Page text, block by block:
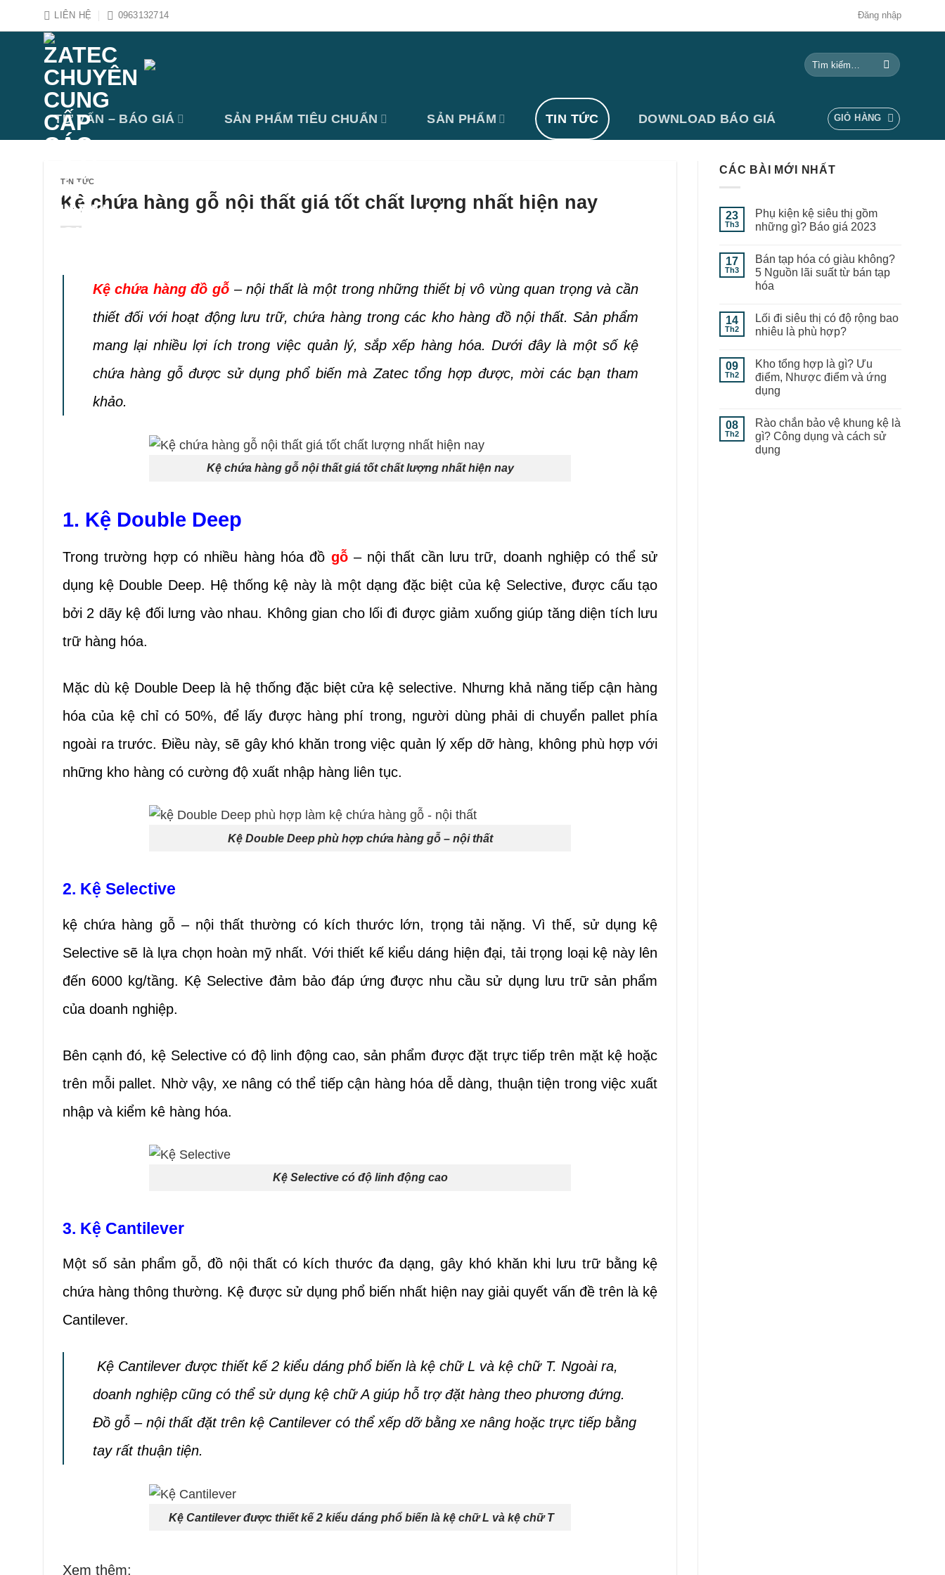
LIÊN HỆ 0963132714 Đăng nhập
Tìm
kiếm:
TƯ VẤN – BÁO GIÁ SẢN PHẨM TIÊU CHUẨN SẢN PHẨM TIN TỨC DOWNLOAD BÁO GIÁ GIỎ HÀNG
TIN TỨC
Kệ chứa hàng gỗ nội thất giá tốt chất lượng nhất hiện nay
Kệ chứa hàng đồ gỗ– nội thất là một trong những thiết bị vô vùng quan trọng và cần
thiết đối với hoạt động lưu trữ, chứa hàng trong các kho hàng đồ nội thất. Sản phẩm
mang lại nhiều lợi ích trong việc quản lý, sắp xếp hàng hóa. Dưới đây là một số kệ
chứa hàng gỗ được sử dụng phổ biến mà Zatec tổng hợp được, mời các bạn tham
khảo.
Kệ chứa hàng gỗ nội thất giá tốt chất lượng nhất hiện nay
1. Kệ Double Deep
Trong trường hợp có nhiều hàng hóa đồ gỗ– nội thất cần lưu trữ, doanh nghiệp có thể sử
dụng kệ Double Deep. Hệ thống kệ này là một dạng đặc biệt của kệ Selective, được cấu tạo
bởi 2 dãy kệ đối lưng vào nhau. Không gian cho lối đi được giảm xuống giúp tăng diện tích lưu
trữ hàng hóa.
Mặc dù kệ Double Deep là hệ thống đặc biệt cửa kệ selective. Nhưng khả năng tiếp cận hàng
hóa của kệ chỉ có 50%, để lấy được hàng phí trong, người dùng phải di chuyển pallet phía
ngoài ra trước. Điều này, sẽ gây khó khăn trong việc quản lý xếp dỡ hàng, không phù hợp với
những kho hàng có cường độ xuất nhập hàng liên tục.
Kệ Double Deep phù hợp chứa hàng gỗ – nội thất
2. Kệ Selective
kệ chứa hàng gỗ – nội thất thường có kích thước lớn, trọng tải nặng. Vì thế, sử dụng kệ
Selective sẽ là lựa chọn hoàn mỹ nhất. Với thiết kế kiểu dáng hiện đại, tải trọng loại kệ này lên
đến 6000 kg/tầng. Kệ Selective đảm bảo đáp ứng được nhu cầu sử dụng lưu trữ sản phẩm
của doanh nghiệp.
Bên cạnh đó, kệ Selective có độ linh động cao, sản phẩm được đặt trực tiếp trên mặt kệ hoặc
trên mỗi pallet. Nhờ vậy, xe nâng có thể tiếp cận hàng hóa dễ dàng, thuận tiện trong việc xuất
nhập và kiểm kê hàng hóa.
Kệ Selective có độ linh động cao
3. Kệ Cantilever
Một số sản phẩm gỗ, đồ nội thất có kích thước đa dạng, gây khó khăn khi lưu trữ bằng kệ
chứa hàng thông thường. Kệ được sử dụng phổ biến nhất hiện nay giải quyết vấn đề trên là kệ
Cantilever.
Kệ Cantilever được thiết kế 2 kiểu dáng phổ biến là kệ chữ L và kệ chữ T. Ngoài ra,
doanh nghiệp cũng có thể sử dụng kệ chữ A giúp hỗ trợ đặt hàng theo phương đứng.
Đồ gỗ – nội thất đặt trên kệ Cantilever có thể xếp dỡ bằng xe nâng hoặc trực tiếp bằng
tay rất thuận tiện.
Kệ Cantilever được thiết kế 2 kiểu dáng phổ biến là kệ chữ L và kệ chữ T
Xem thêm:
CÁC BÀI MỚI NHẤT
23
Th3
Phụ kiện kệ siêu thị gồm
những gì? Báo giá 2023
17
Th3
Bán tạp hóa có giàu không?
5 Nguồn lãi suất từ bán tạp
hóa
14
Th2
Lối đi siêu thị có độ rộng bao
nhiêu là phù hợp?
09
Th2
Kho tổng hợp là gì? Ưu
điểm, Nhược điểm và ứng
dụng
08
Th2
Rào chắn bảo vệ khung kệ là
gì? Công dụng và cách sử
dụng